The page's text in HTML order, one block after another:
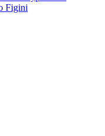
Figini